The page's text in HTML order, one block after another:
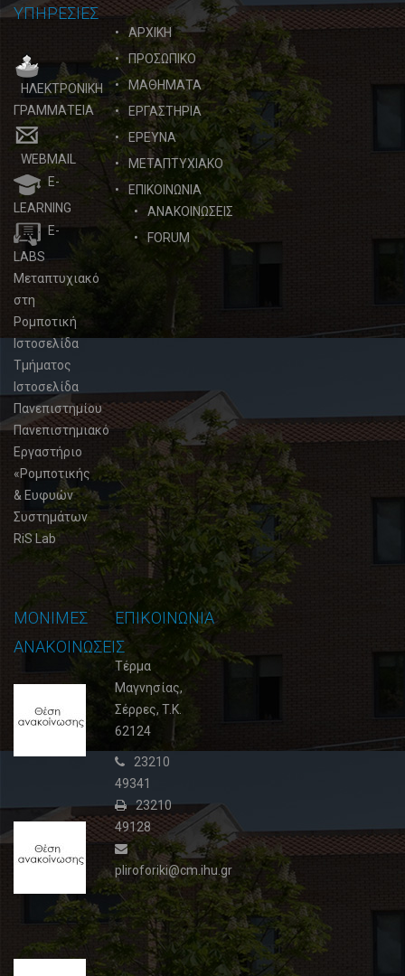
ΥΠΗΡΕΣΙΕΣ
ΗΛΕΚΤΡΟΝΙΚΗ
ΓΡΑΜΜΑΤΕΙΑ
WEBMAIL
E-
LEARNING
E-
LABS
Μεταπτυχιακό
στη
Ρομποτική
Ιστοσελίδα
Τμήματος
Ιστοσελίδα
Πανεπιστημίου
Πανεπιστημιακό
Εργαστήριο
«Ρομποτικής
& Ευφυών
Συστημάτων
RiS Lab
ΑΡΧΙΚΗ
ΠΡΟΣΩΠΙΚΟ
ΜΑΘΗΜΑΤΑ
ΕΡΓΑΣΤΗΡΙΑ
ΕΡΕΥΝΑ
ΜΕΤΑΠΤΥΧΙΑΚΟ
ΕΠΙΚΟΙΝΩΝΙΑ
ΑΝΑΚΟΙΝΩΣΕΙΣ
FORUM
ΜΟΝΙΜΕΣ
ΑΝΑΚΟΙΝΩΣΕΙΣ
ανακοίνωσης
02
Φεβρουαρίου,
2015
Θέση
ανακοίνωσης
2
09
Ιουλίου,
2015
ΕΠΙΚΟΙΝΩΝΙΑ
Τέρμα
Μαγνησίας,
Σέρρες, T.K.
62124
23210
49341
23210
49128
pliroforiki@cm.ihu.gr